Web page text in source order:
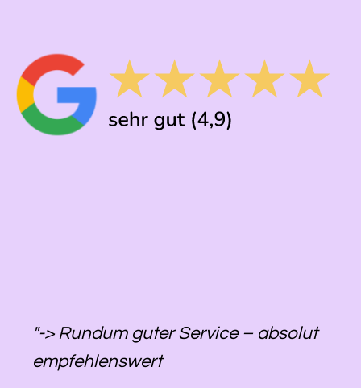
"-> Rundum guter Service – absolut
empfehlenswert